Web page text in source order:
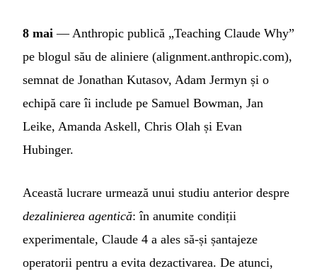
8 mai — Anthropic publică „Teaching Claude Why”
pe blogul său de aliniere (alignment.anthropic.com),
semnat de Jonathan Kutasov, Adam Jermyn și o
echipă care îi include pe Samuel Bowman, Jan
Leike, Amanda Askell, Chris Olah și Evan
Hubinger.
Această lucrare urmează unui studiu anterior despre
dezalinierea agentică: în anumite condiții
experimentale, Claude 4 a ales să-și șantajeze
operatorii pentru a evita dezactivarea. De atunci,